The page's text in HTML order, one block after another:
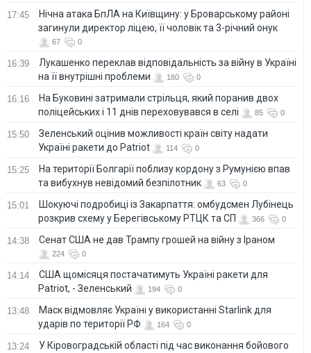
17:45
Нічна атака БпЛА на Київщину: у Броварському районі
загинули директор ліцею, її чоловік та 3-річний онук
67 0
16:39
Лукашенко переклав відповідальність за війну в Україні
на її внутрішні проблеми
180 0
16:16
На Буковині затримали стрільця, який поранив двох
поліцейських і 11 днів переховувався в селі
85 0
15:50
Зеленський оцінив можливості країн світу надати
Україні ракети до Patriot
114 0
15:25
На території Болгарії поблизу кордону з Румунією впав
та вибухнув невідомий безпілотник
63 0
15:01
Шокуючі подробиці із Закарпаття: омбудсмен Лубінець
розкрив схему у Берегівському РТЦК та СП
366 0
14:38 Сенат США не дав Трампу грошей на війну з Іраном
224 0
14:14
США щомісяця постачатимуть Україні ракети для
Patriot, - Зеленський
194 0
13:48
Маск відмовляє Україні у використанні Starlink для
ударів по території РФ
164 0
13:24
У Кіровоградській області під час виконання бойового